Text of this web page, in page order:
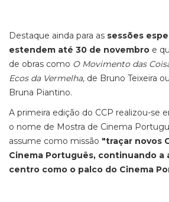
Destaque ainda para as sessões
estendem até 30 de novembro e
de obras como O Movimento das
Ecos da Vermelha, de Bruno Teixeira ou
Bruna Piantino.
A primeira edição do CCP realizou-se
o nome de Mostra de Cinema
assume como missão "traçar novos
Cinema Português, continuando a
centro como o palco do Cinema